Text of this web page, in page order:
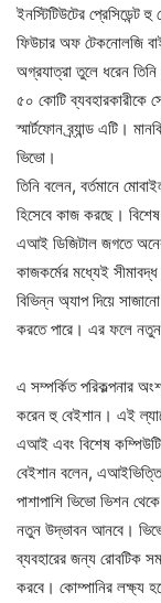
ইনস্টিটিউটের প্রেসিডেন্ট
ফিউচার অফ টেকনোলজি
অগ্রযাত্রা তুলে ধরেন
৫০ কোটি ব্যবহারকারীকে
স্মার্টফোন ব্র্যান্ড এটি।
ভিভো।
তিনি বলেন, বর্তমানে
হিসেবে কাজ করছে।
এআই ডিজিটাল জগতে
কাজকর্মের মধ্যেই
বিভিন্ন অ্যাপ দিয়ে
করতে পারে। এর ফলে নতুন
এ সম্পর্কিত পরিকল্পনার
করেন হু বেইশান। এই
এআই এবং বিশেষ
বেইশান বলেন,
পাশাপাশি ভিভো ভিশন
নতুন উদ্ভাবন আনবে। ভিভো
ব্যবহারের জন্য রোবটিক
করবে। কোম্পানির লক্ষ্য